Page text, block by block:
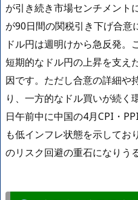
が引き続き市場センチメント
が90日間の関税引き下げ合意
ドル円は週明けから急反発
短期的なドル円の上昇を支え
因です。ただし合意の詳細や
り、一方的なドル買いが続く
日午前中に中国の4月CPI・
も低インフレ状態を示してお
のリスク回避の重石になりう